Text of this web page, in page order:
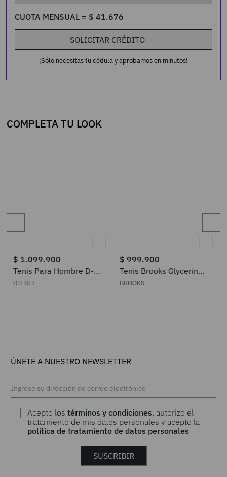
CUOTA MENSUAL = $ 41.676
SOLICITAR CRÉDITO
¡Sólo necesitas tu cédula y aprobamos en minutos!
COMPLETA TU LOOK
$ 1.099.900
Tenis Para Hombre D-
Verse S-D-Verse Mid Ii
DIESEL
$ 999.900
Tenis Brooks Glycerin
Max 2 Hombre
BROOKS
ÚNETE A NUESTRO NEWSLETTER
Acepto lostérminos y condiciones, autorizo el
tratamiento de mis datos personales y acepto la
politica de tratamiento de datos personales
SUSCRIBIR